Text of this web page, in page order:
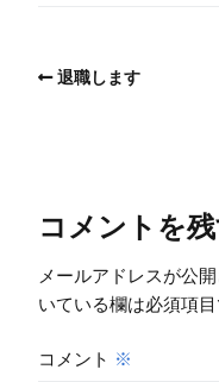
退職します
コメントを
メールアドレスが公
いている欄は必須項
コメント ※